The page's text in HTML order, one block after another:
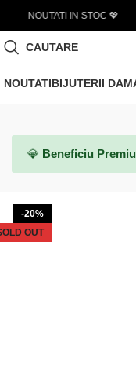
Livrare
CAUTARE
NOUTATIBIJUTERII
💎 Beneficiu
-20%
OUT